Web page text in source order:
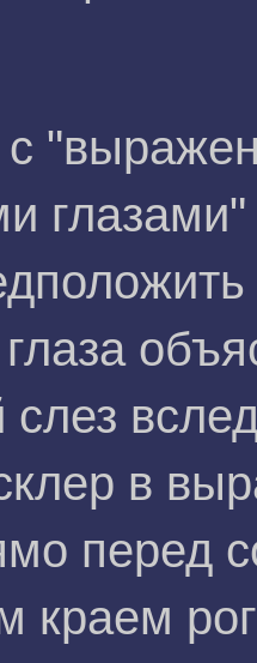
глазами"
в
перед
краем